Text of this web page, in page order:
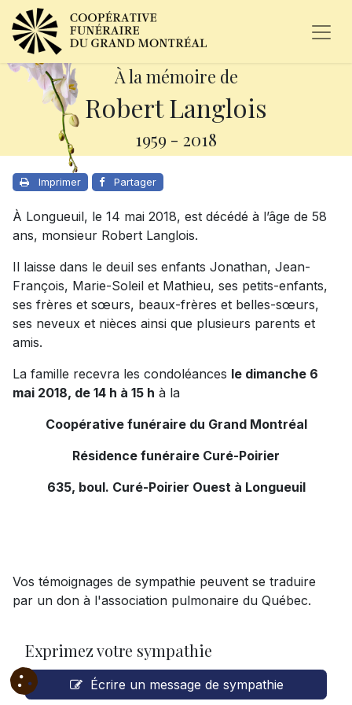
À la mémoire de
Robert Langlois
1959 - 2018
Imprimer Partager
À Longueuil, le 14 mai 2018, est décédé à l’âge de 58
ans, monsieur Robert Langlois.
Il laisse dans le deuil ses enfants Jonathan, Jean-
François, Marie-Soleil et Mathieu, ses petits-enfants,
ses frères et sœurs, beaux-frères et belles-sœurs,
ses neveux et nièces ainsi que plusieurs parents et
amis.
La famille recevra les condoléances le dimanche 6
mai 2018, de 14 h à 15 h à la
Coopérative funéraire du Grand Montréal
Résidence funéraire Curé-Poirier
635, boul. Curé-Poirier Ouest à Longueuil
Vos témoignages de sympathie peuvent se traduire
par un don à l'association pulmonaire du Québec.
Exprimez votre sympathie
Écrire un message de sympathie